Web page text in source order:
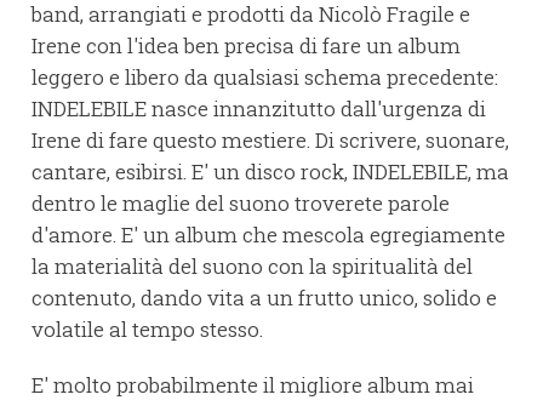
band, arrangiati e prodotti da Nicolò Fragile e
Irene con l'idea ben precisa di fare un album
leggero e libero da qualsiasi schema precedente:
INDELEBILE nasce innanzitutto dall'urgenza di
Irene di fare questo mestiere. Di scrivere, suonare,
cantare, esibirsi. E' un disco rock, INDELEBILE, ma
dentro le maglie del suono troverete parole
d'amore. E' un album che mescola egregiamente
la materialità del suono con la spiritualità del
contenuto, dando vita a un frutto unico, solido e
volatile al tempo stesso.
E' molto probabilmente il migliore album mai